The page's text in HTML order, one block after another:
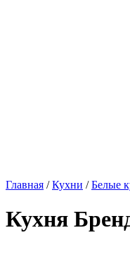
Главная /Кухни /Белые
Кухня